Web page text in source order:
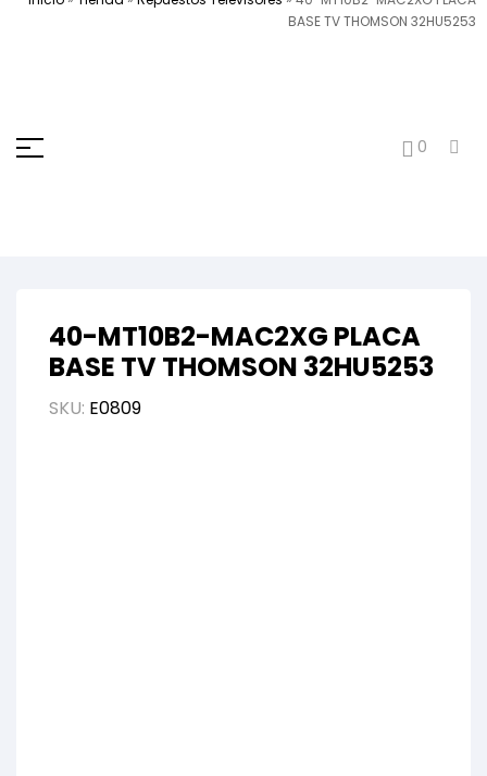
BASE TV THOMSON 32HU5253
0
40-MT10B2-MAC2XG PLACA
BASE TV THOMSON 32HU5253
SKU: E0809